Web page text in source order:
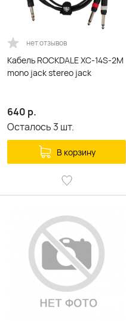
нет отзывов
Кабель ROCKDALE XC-14S-2M
mono jack stereo jack
640 р.
Осталось3 шт.
В корзину